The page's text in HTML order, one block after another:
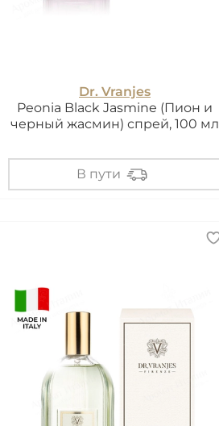
Dr. Vranjes
Peonia Black Jasmine (Пион и
черный жасмин) спрей, 100 мл
В пути